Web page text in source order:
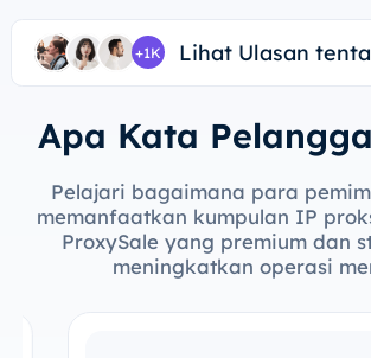
+1K Lihat Ulasan
Apa Kata
Pelajari bagaimana para
memanfaatkan kumpulan IP
ProxySale yang premium dan
meningkatkan operasi